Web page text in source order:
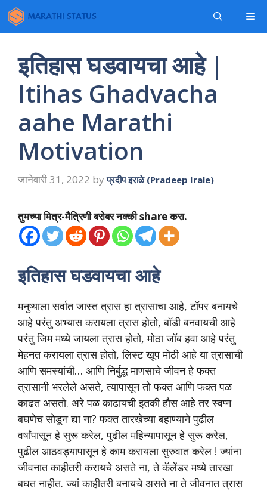
Skip
to
content
इतिहास घडवायचा आहे |
Itihas Ghadvacha
aahe Marathi
Motivation
जानेवारी 31, 2022 byप्रदीप इराळे (Pradeep Irale)
तुमच्या मित्र-मैत्रिणी बरोबर नक्की share करा.
इतिहास घडवायचा आहे
मनुष्याला सर्वात जास्त त्रास हा त्रासाचा आहे, टॉपर बनायचे
आहे परंतु अभ्यास करायला त्रास होतो, बॉडी बनवायची आहे
परंतु जिम मध्ये जायला त्रास होतो, मोठा जॉब हवा आहे परंतु
मेहनत करायला त्रास होतो, लिस्ट खूप मोठी आहे या त्रासाची
आणि समस्यांची… आणि निर्बुद्ध माणसाचे जीवन हे फक्त
त्रासानी भरलेले असते, त्यापासून तो फक्त आणि फक्त पळ
काढत असतो. अरे पळ काढायची इतकी हौस आहे तर स्वप्न
बघणेच सोडून द्या ना? फक्त तारखेच्या बहाण्याने पुढील
वर्षांपासून हे सुरू करेल, पुढील महिन्यापासून हे सुरू करेल,
पुढील आठवड्यापासून हे काम करायला सुरुवात करेल ! ज्यांना
जीवनात काहीतरी करायचे असते ना, ते कॅलेंडर मध्ये तारखा
बघत नाहीत. ज्यां काहीतरी बनायचे असते ना ते जीवनात त्रास